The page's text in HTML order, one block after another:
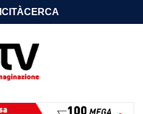
CERCA